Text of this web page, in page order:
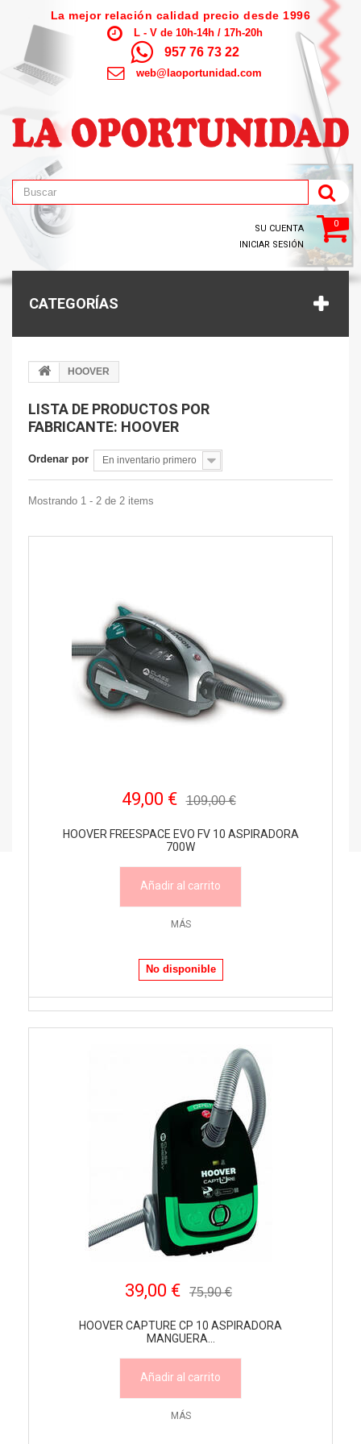
La mejor relación calidad precio desde 1996
L - V de 10h-14h / 17h-20h
957 76 73 22
web@laoportunidad.com
0
SU CUENTA
INICIAR SESIÓN
CATEGORÍAS
HOOVER
LISTA DE PRODUCTOS POR
FABRICANTE: HOOVER
Ordenar por En inventario primero
Mostrando 1 - 2 de 2 items
49,00 € 109,00 €
HOOVER FREESPACE EVO FV 10 ASPIRADORA
700W
Añadir al carrito
MÁS
No disponible
39,00 € 75,90 €
HOOVER CAPTURE CP 10 ASPIRADORA
MANGUERA...
Añadir al carrito
MÁS